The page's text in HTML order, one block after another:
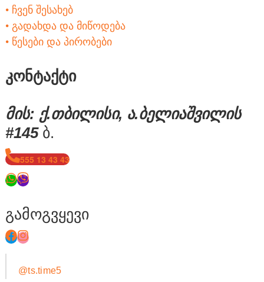
• ჩვენ შესახებ
• გადახდა და მიწოდება
• წესები და პირობები
კონტაქტი
მის: ქ.თბილისი, ა.ბელიაშვილის
#145ბ.
555 13 43 43
გამოგვყევი
@ts.time5